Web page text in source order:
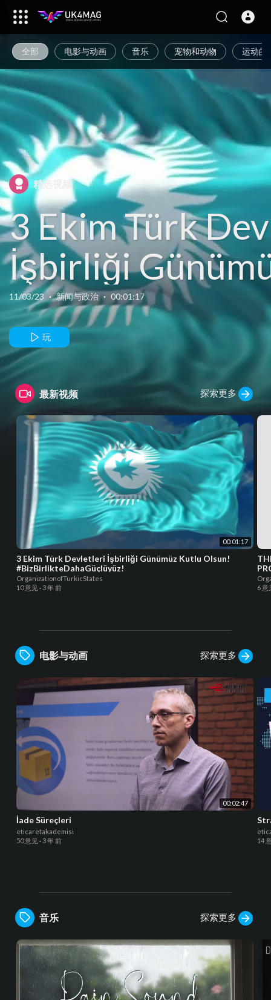
全部 电影与动画 音乐 宠物和动物 运动的
精选视频
3 Ekim Türk
İşbirliği
Olsun!
11/03/23 · 新闻与政治 · 00:01:17
玩
最新视频 探索更多
00:01:17
3 Ekim Türk Devletleri İşbirliği Günümüz Kutlu Olsun!
#BizBirlikteDahaGüçlüyüz!
OrganizationofTurkicStates
10 意见 · 3 年 前
6 意
电影与动画 探索更多
00:02:47
İade Süreçleri
eticaretakademisi
50 意见· 3 年 前
14
音乐 探索更多